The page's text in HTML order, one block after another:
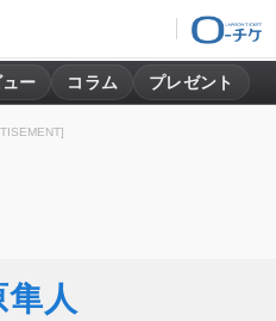
ー コラム プレゼント
人